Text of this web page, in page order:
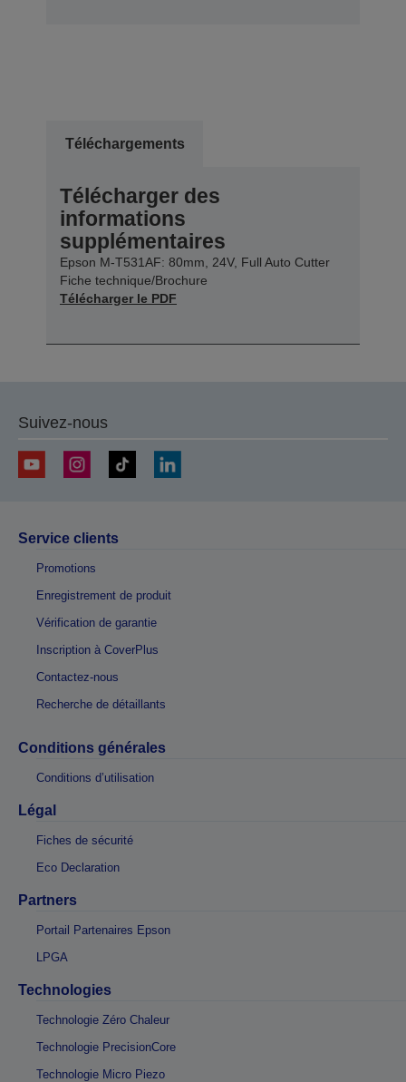
Téléchargements
Télécharger des
informations
supplémentaires
Epson M-T531AF: 80mm, 24V, Full Auto Cutter
Fiche technique/Brochure
Télécharger le PDF
Suivez-nous
Service clients
Promotions
Enregistrement de produit
Vérification de garantie
Inscription à CoverPlus
Contactez-nous
Recherche de détaillants
Conditions générales
Conditions d’utilisation
Légal
Fiches de sécurité
Eco Declaration
Partners
Portail Partenaires Epson
LPGA
Technologies
Technologie Zéro Chaleur
Technologie PrecisionCore
Technologie Micro Piezo